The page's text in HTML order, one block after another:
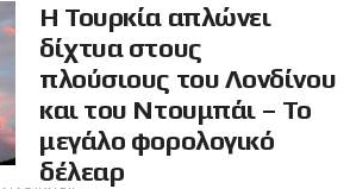
Η Τουρκία απλώνει
δίχτυα στους
πλούσιους του Λονδίνου
και του Ντουμπάι – Το
μεγάλο φορολογικό
δέλεαρ